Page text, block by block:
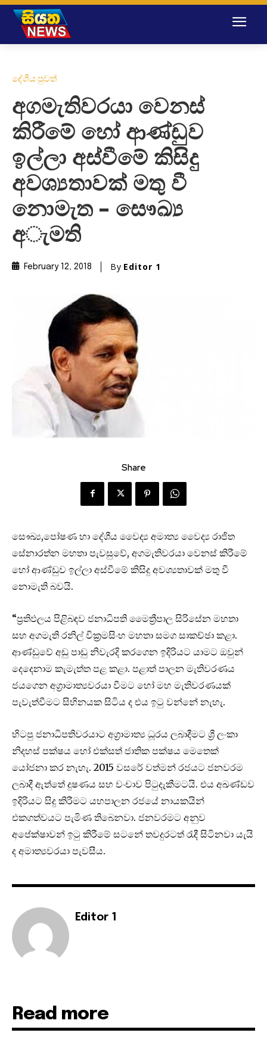
දේශීය පුවත්
අගමැතිවරයා වෙනස්
කිරීමේ හෝ ආණ්ඩුව
ඉල්ලා අස්වීමේ කිසිදු
අවශ්‍යතාවක් මතු වී
නොමැත – සෞඛ්‍ය
අැමති
February 12, 2018 By Editor 1
Share
සෞඛ්‍ය,පෝෂණ හා දේශීය වෛද්‍ය අමාත්‍ය වෛද්‍ය රාජිත
සේනාරත්න මහතා පැවසුවේ, අගමැතිවරයා වෙනස් කිරීමේ
හෝ ආණ්ඩුව ඉල්ලා අස්වීමේ කිසිදු අවශ්‍යතාවක් මතු වී
නොමැති බවයි.
“ප්‍රතිඵලය පිළිබඳව ජනාධිපති මෛත්‍රීපාල සිරිසේන මහතා
සහ අගමැති රනිල් වික්‍රමසිංහ මහතා සමග සාකච්ඡා කළා.
ආණ්ඩුවේ අඩු පාඩු නිවැරදි කරගෙන ඉදිරියට යාමට ඔවුන්
දෙදෙනාම කැමැත්ත පළ කළා. පළාත් පාලන මැතිවරණය
ජයගෙන අග්‍රාමාත්‍යවරයා වීමට හෝ මහ මැතිවරණයක්
පැවැත්වීමට සිහිනයක සිටිය ද එය ඉටු වන්නේ නැහැ.
හිටපු ජනාධිපතිවරයාට අග්‍රාමාත්‍ය ධූරය ලබාදීමට ශ්‍රී ලංකා
නිදහස් පක්ෂය හෝ එක්සත් ජාතික පක්ෂය මෙතෙක්
යෝජනා කර නැහැ. 2015 වසරේ වත්මන් රජයට ජනවරම
ලබාදී ඇත්තේ දුෂණය සහ වංචාව පිටුදැකීමටයි. එය අඛණ්ඩව
ඉදිරියට සිදු කිරීමට යහපාලන රජයේ නායකයින්
එකගත්වයට පැමිණ තිබෙනවා. ජනවරමට අනුව
අපේක්ෂාවන් ඉටු කිරීමේ සටනේ තවදුරටත් රැදී සිටිනවා යැයි
ද අමාත්‍යවරයා පැවසීය.
Editor 1
Read more